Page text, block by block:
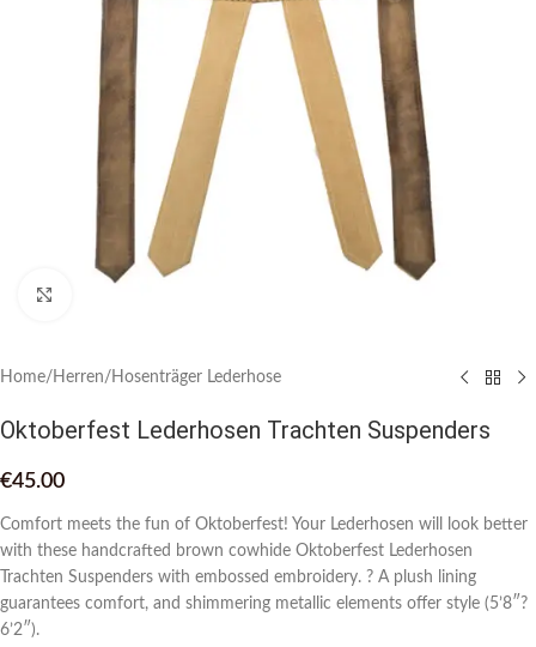
Home/ Herren/ Hosenträger Lederhose
Oktoberfest Lederhosen Trachten Suspenders
€45.00
Comfort meets the fun of Oktoberfest! Your Lederhosen will look better
with these handcrafted brown cowhide Oktoberfest Lederhosen
Trachten Suspenders with embossed embroidery. ? A plush lining
guarantees comfort, and shimmering metallic elements offer style (5’8″?
6’2″).